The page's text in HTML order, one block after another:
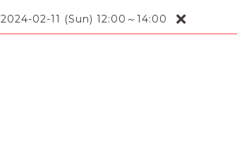
2024-02-11 (Sun) 12:00～14:00 ❌